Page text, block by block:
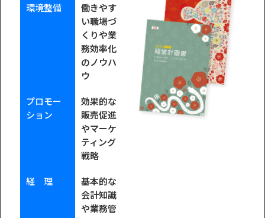
環境整備
働きやす
い職場づ
くりや業
務効率化
のノウハ
ウ
プロモー
ション
効果的な
販売促進
やマーケ
ティング
戦略
経 理
基本的な
会計知識
や業務管